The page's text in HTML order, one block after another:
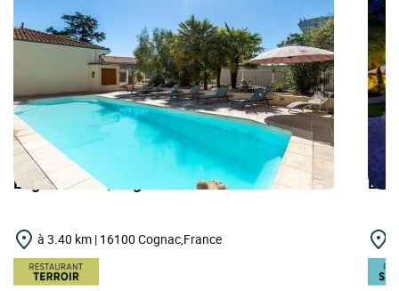
Logis Hôtels | Logis Hôtel l'Oliveraie
à 3.40 km | 16100 Cognac,France